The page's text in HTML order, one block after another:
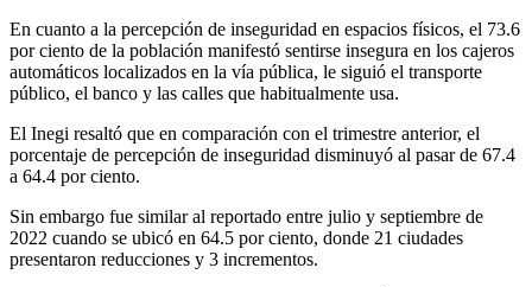
En cuanto a la percepción de inseguridad en espacios físicos, el 73.6
por ciento de la población manifestó sentirse insegura en los cajeros
automáticos localizados en la vía pública, le siguió el transporte
público, el banco y las calles que habitualmente usa.
El Inegi resaltó que en comparación con el trimestre anterior, el
porcentaje de percepción de inseguridad disminuyó al pasar de 67.4
a 64.4 por ciento.
Sin embargo fue similar al reportado entre julio y septiembre de
2022 cuando se ubicó en 64.5 por ciento, donde 21 ciudades
presentaron reducciones y 3 incrementos.